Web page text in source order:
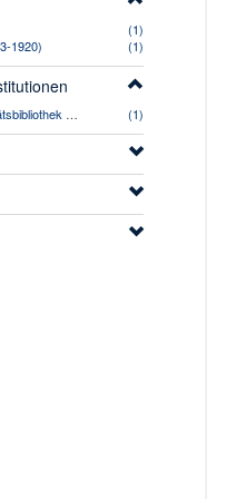
(1)
1920)
(1)
Staats- und Universitätsbibliothek Hamburg Carl von Ossietzky (1)